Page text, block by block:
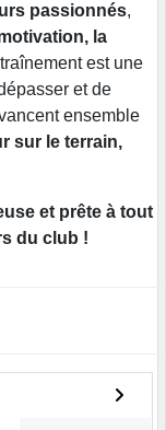
passionnés,
la
est une
et de
ensemble
sur le terrain,
et prête à tout
du club !